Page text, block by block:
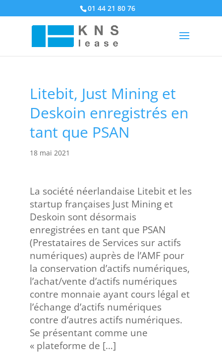
01 44 21 80 76
Litebit, Just Mining et
Deskoin enregistrés en
tant que PSAN
18 mai 2021
La société néerlandaise Litebit et les
startup françaises Just Mining et
Deskoin sont désormais
enregistrées en tant que PSAN
(Prestataires de Services sur actifs
numériques) auprès de l’AMF pour
la conservation d’actifs numériques,
l’achat/vente d’actifs numériques
contre monnaie ayant cours légal et
l’échange d’actifs numériques
contre d’autres actifs numériques.
Se présentant comme une
« plateforme de […]